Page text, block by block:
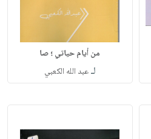
من أيام حياتي ؛ صا
لـعبد الله الكعبي